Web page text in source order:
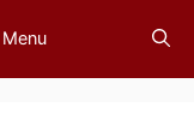
Menu